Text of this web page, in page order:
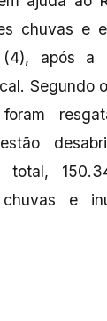
chuvas e
(4), após a
Segundo
total,
e